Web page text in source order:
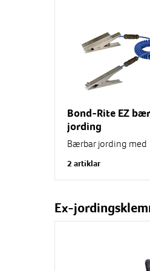
Bond-Rite EZ
jording
Bærbar jording med
lysdiode på
jordingsklemmen
Bærbart...
2 artiklar
Ex-